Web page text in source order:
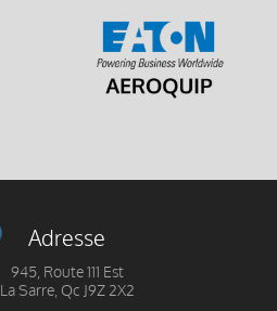
Adresse
945, Route 111 Est
La Sarre, Qc J9Z 2X2